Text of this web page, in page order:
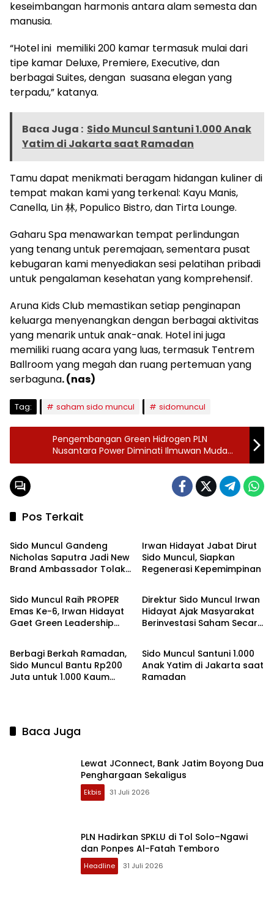
keseimbangan harmonis antara alam semesta dan
manusia.
“Hotel ini memiliki 200 kamar termasuk mulai dari
tipe kamar Deluxe, Premiere, Executive, dan
berbagai Suites, dengan suasana elegan yang
terpadu,” katanya.
Baca Juga : Sido Muncul Santuni 1.000 Anak
Yatim di Jakarta saat Ramadan
Tamu dapat menikmati beragam hidangan kuliner di
tempat makan kami yang terkenal: Kayu Manis,
Canella, Lin 林, Populico Bistro, dan Tirta Lounge.
Gaharu Spa menawarkan tempat perlindungan
yang tenang untuk peremajaan, sementara pusat
kebugaran kami menyediakan sesi pelatihan pribadi
untuk pengalaman kesehatan yang komprehensif.
Aruna Kids Club memastikan setiap penginapan
keluarga menyenangkan dengan berbagai aktivitas
yang menarik untuk anak-anak. Hotel ini juga
memiliki ruang acara yang luas, termasuk Tentrem
Ballroom yang megah dan ruang pertemuan yang
serbaguna. (nas)
Tag: saham sido muncul sidomuncul
Pengembangan Green Hidrogen PLN
Nusantara Power Diminati Ilmuwan Muda
Mancanegara
Pos Terkait
Headline
Sido Muncul Gandeng
Nicholas Saputra Jadi New
Brand Ambassador Tolak
Irwan Hidayat Jabat Dirut
Sido Muncul, Siapkan
Regenerasi Kepemimpinan
Headline
Sido Muncul Raih PROPER
Emas Ke-6, Irwan Hidayat
Gaet Green Leadership
Ekbis
Direktur Sido Muncul Irwan
Hidayat Ajak Masyarakat
Berinvestasi Saham Secara
Nusantara
Berbagi Berkah Ramadan,
Sido Muncul Bantu Rp200
Juta untuk 1.000 Kaum
Headline
Sido Muncul Santuni 1.000
Anak Yatim di Jakarta saat
Ramadan
Baca Juga
Lewat JConnect, Bank Jatim Boyong Dua
Penghargaan Sekaligus
Ekbis 31 Juli 2026
PLN Hadirkan SPKLU di Tol Solo–Ngawi
dan Ponpes Al-Fatah Temboro
Headline 31 Juli 2026